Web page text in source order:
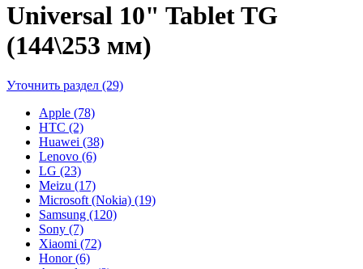
Universal 10" Tablet TG
(144\253 мм)
Уточнить раздел (29)
Apple (78)
HTC (2)
Huawei (38)
Lenovo (6)
LG (23)
Meizu (17)
Microsoft (Nokia) (19)
Samsung (120)
Sony (7)
Xiaomi (72)
Honor (6)